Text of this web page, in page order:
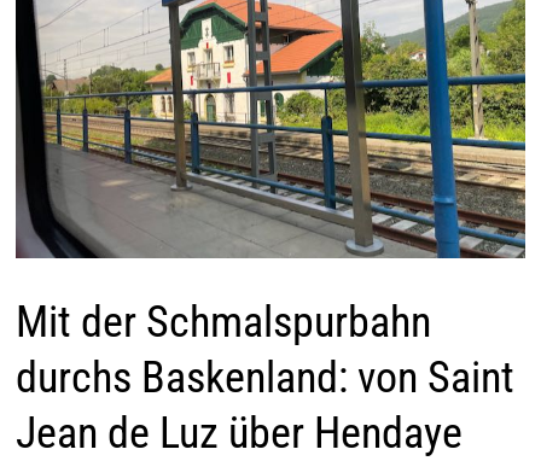
Mit der Schmalspurbahn
durchs Baskenland: von Saint
Jean de Luz über Hendaye